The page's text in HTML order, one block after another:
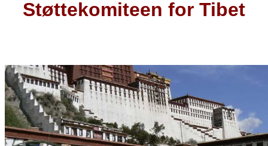
Støttekomiteen for Tibet